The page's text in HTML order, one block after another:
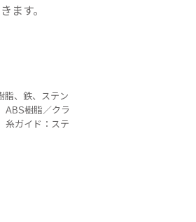
ます。
脂、鉄、ステン
ABS樹脂／クラ
糸ガイド：ステ